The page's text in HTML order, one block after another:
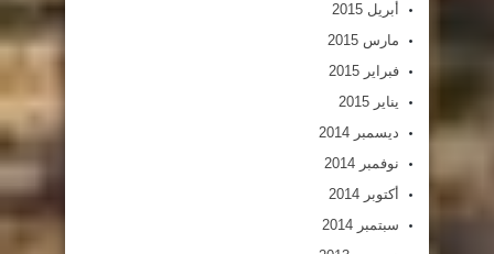
أبريل 2015
مارس 2015
فبراير 2015
يناير 2015
ديسمبر 2014
نوفمبر 2014
أكتوبر 2014
سبتمبر 2014